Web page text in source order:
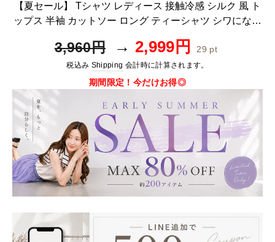
Home 全商品 トップス f081
Home 全商品 トップス パーカー f081
【夏セール】 Tシャツ レディース 接触冷感 シルク 風 ト
ップス 半袖 カットソー ロング ティーシャツ シワになり
ルマンスリーブ ゆったり 無地 体型カバー 大きいサイズ
おしゃれ 白 黒 春 夏 HUG.U メール便
通
常
3,960円
SALE
格
2,999円 29 pt
税込み Shipping 会計時に計算されます。
期間限定！今だけお得◎